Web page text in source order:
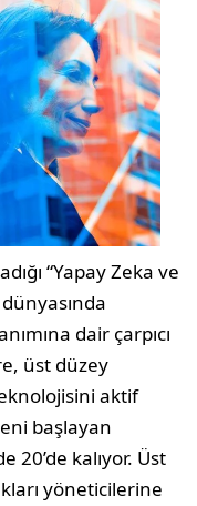
“Yapay Zeka ve
dair çarpıcı
üst düzey
aktif
başlayan
20’de kalıyor. Üst
yöneticilerine